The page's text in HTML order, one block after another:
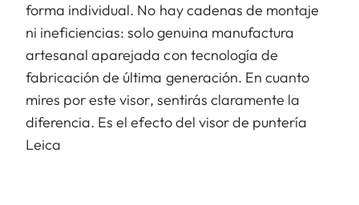
forma individual. No hay cadenas de montaje
ni ineficiencias: solo genuina manufactura
artesanal aparejada con tecnología de
fabricación de última generación. En cuanto
mires por este visor, sentirás claramente la
diferencia. Es el efecto del visor de puntería
Leica